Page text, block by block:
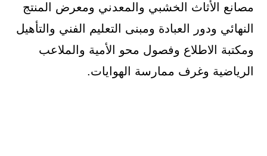
مصانع الأثاث الخشبي والمعدني ومعرض المنتج
النهائي ودور العبادة ومبنى التعليم الفني والتأهيل
ومكتبة الاطلاع وفصول محو الأمية والملاعب
الرياضية وغرف ممارسة الهوايات.